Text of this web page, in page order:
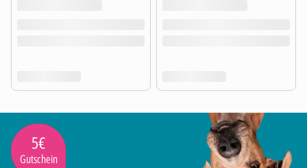
5€
Gutschein